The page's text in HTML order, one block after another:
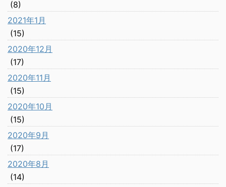
(8)
2021年1月
(15)
2020年12月
(17)
2020年11月
(15)
2020年10月
(15)
2020年9月
(17)
2020年8月
(14)